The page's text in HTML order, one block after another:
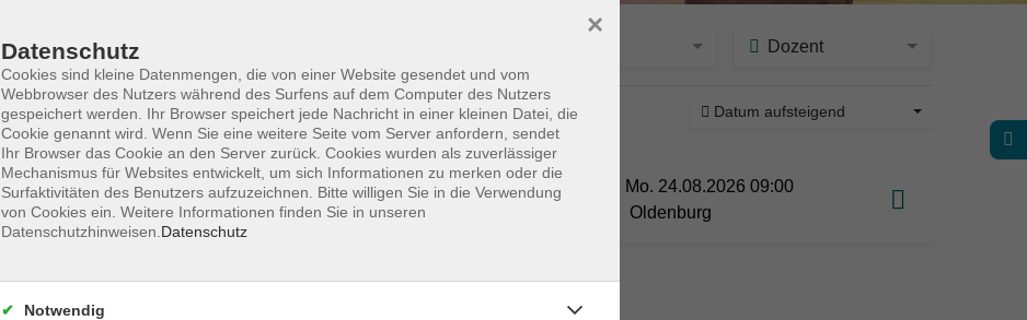
Wochentage Dozent
nur buchbare nur beginnende nur online Datum aufsteigend
Berufssprachkurs Ziel B2 (400 UE)
Mo. 24.08.2026 09:00
Oldenburg
Datenschutz
Cookies sind kleine Datenmengen, die von einer Website gesendet und vom
Webbrowser des Nutzers während des Surfens auf dem Computer des Nutzers
gespeichert werden. Ihr Browser speichert jede Nachricht in einer kleinen Datei, die
Cookie genannt wird. Wenn Sie eine weitere Seite vom Server anfordern, sendet
Ihr Browser das Cookie an den Server zurück. Cookies wurden als zuverlässiger
Mechanismus für Websites entwickelt, um sich Informationen zu merken oder die
Surfaktivitäten des Benutzers aufzuzeichnen. Bitte willigen Sie in die Verwendung
von Cookies ein. Weitere Informationen finden Sie in unseren
Datenschutzhinweisen. Datenschutz
×
Notwendig